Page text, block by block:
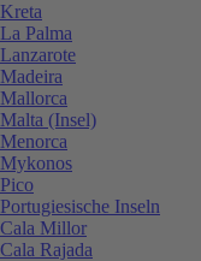
Kreta
La Palma
Lanzarote
Madeira
Mallorca
Malta (Insel)
Menorca
Mykonos
Pico
Portugiesische Inseln
Cala Millor
Cala Rajada